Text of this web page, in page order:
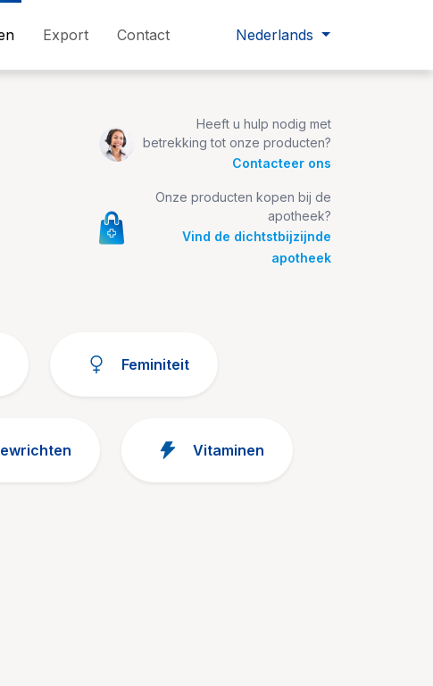
Export Contact Nederlands
Heeft u hulp nodig met
betrekking tot onze producten?
Contacteer ons
Onze producten kopen bij de
apotheek?
Vind de dichtstbijzijnde
apotheek
Feminiteit
Vitaminen